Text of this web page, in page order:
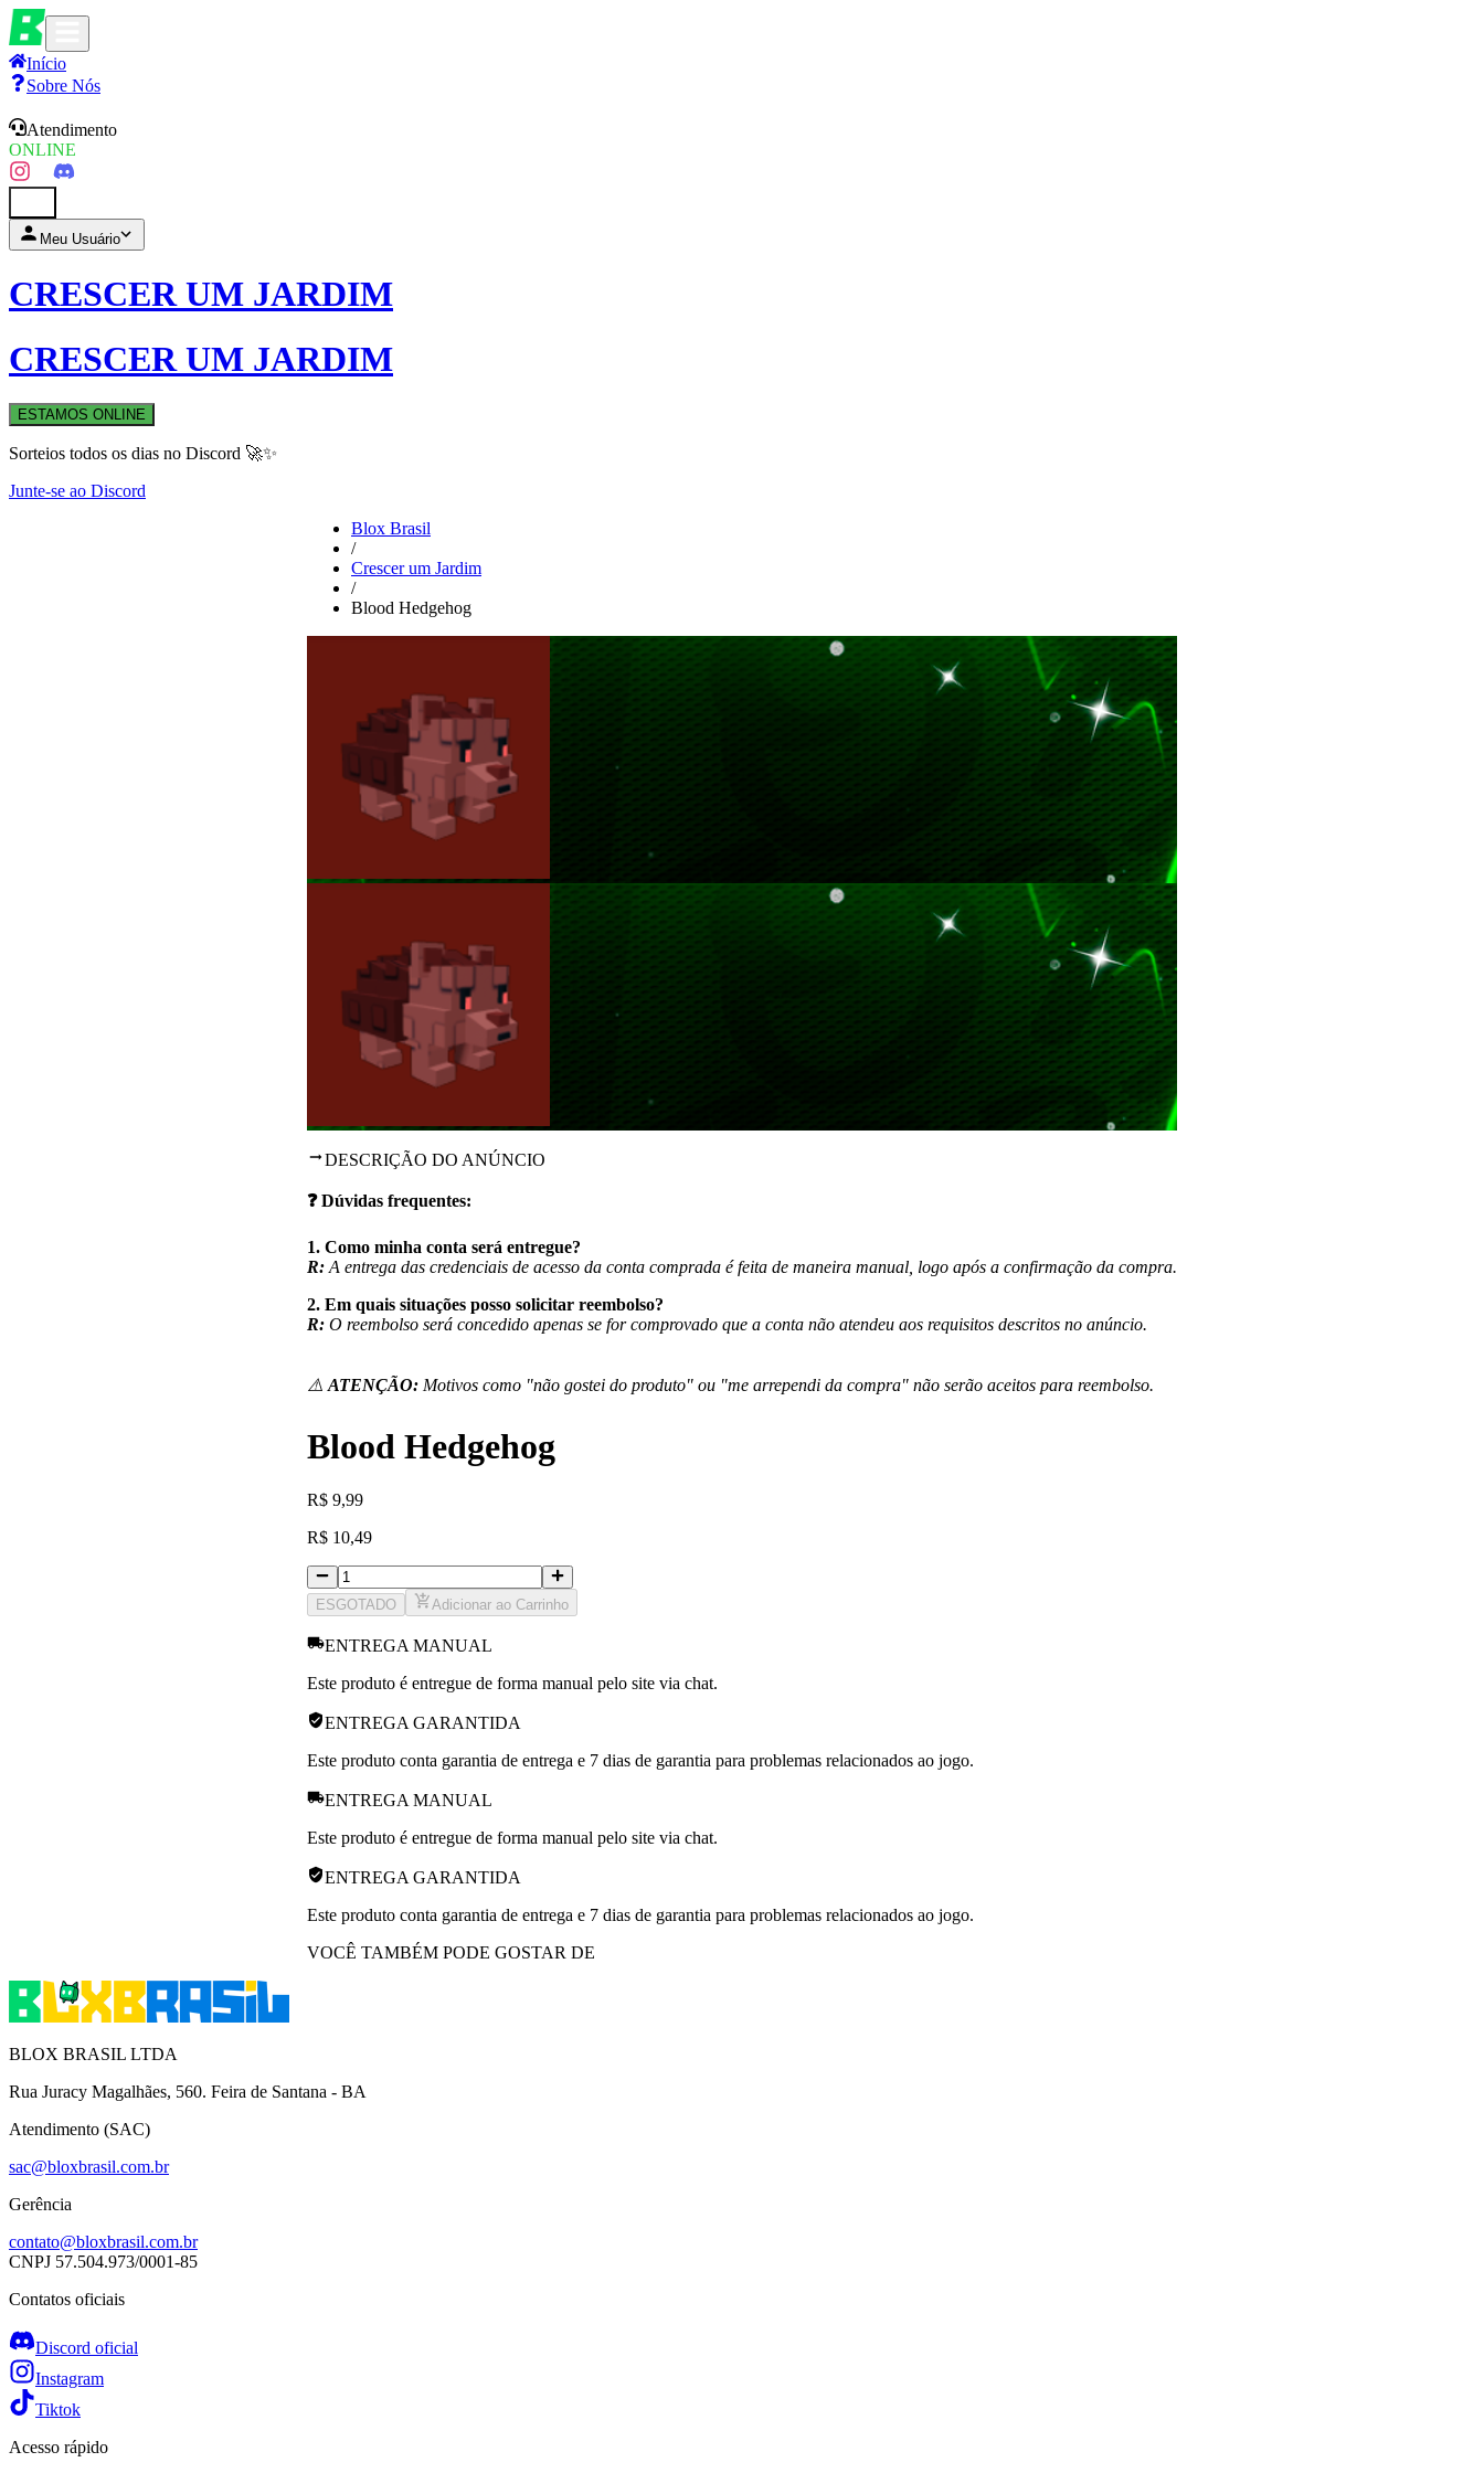
Início
Sobre Nós
Atendimento
ONLINE
Meu Usuário
CRESCER UM JARDIM
CRESCER UM JARDIM
ESTAMOS ONLINE
Sorteios todos os dias no Discord 🚀✨
Junte-se ao Discord
Blox Brasil
/
Crescer um Jardim
/
Blood Hedgehog
DESCRIÇÃO DO ANÚNCIO
❓ Dúvidas frequentes:
1. Como minha conta será entregue?
R: A entrega das credenciais de acesso da conta comprada é feita de maneira manual, logo após a confirmação da compra.
2. Em quais situações posso solicitar reembolso?
R: O reembolso será concedido apenas se for comprovado que a conta não atendeu aos requisitos descritos no anúncio.
⚠️ ATENÇÃO: Motivos como "não gostei do produto" ou "me arrependi da compra" não serão aceitos para reembolso.
Blood Hedgehog
R$ 9,99
R$ 10,49
ESGOTADO Adicionar ao Carrinho
ENTREGA MANUAL
Este produto é entregue de forma manual pelo site via chat.
ENTREGA GARANTIDA
Este produto conta garantia de entrega e 7 dias de garantia para problemas relacionados ao jogo.
ENTREGA MANUAL
Este produto é entregue de forma manual pelo site via chat.
ENTREGA GARANTIDA
Este produto conta garantia de entrega e 7 dias de garantia para problemas relacionados ao jogo.
VOCÊ TAMBÉM PODE GOSTAR DE
BLOX BRASIL LTDA
Rua Juracy Magalhães, 560. Feira de Santana - BA
Atendimento (SAC)
sac@bloxbrasil.com.br
Gerência
contato@bloxbrasil.com.br
CNPJ 57.504.973/0001-85
Contatos oficiais
Discord oficial
Instagram
Tiktok
Acesso rápido